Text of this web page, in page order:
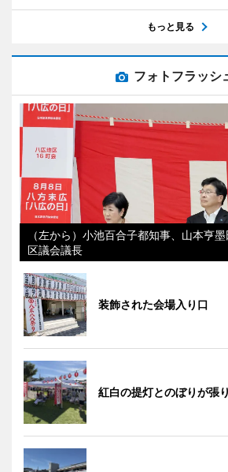
もっと見る
フォトフラッシ
（左から）小池百合子都知事、山本亨
区議会議長
装飾された会場入り口
紅白の提灯とのぼりが張